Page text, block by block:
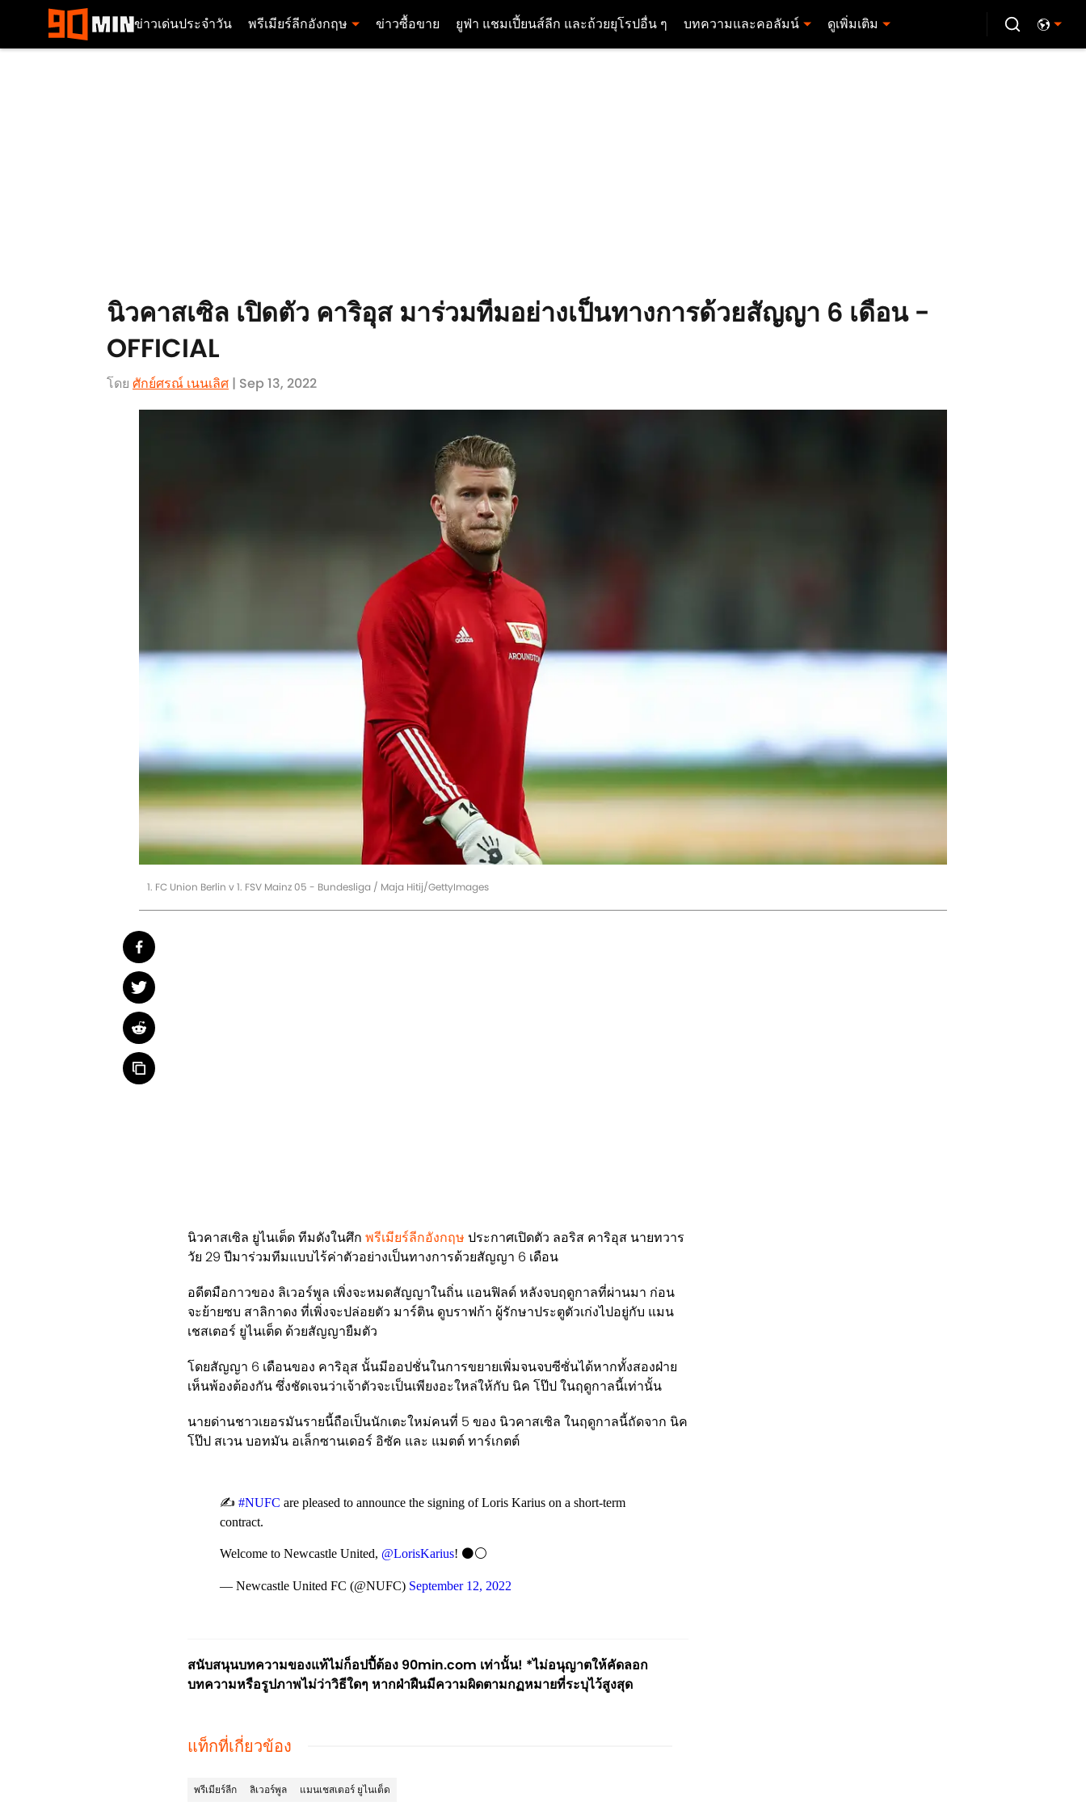
ข่าวเด่นประจำวัน พรีเมียร์ลีกอังกฤษ ข่าวซื้อขาย ยูฟ่า แชมเปี้ยนส์ลีก และถ้วยยุโรปอื่น ๆ บทความและคอลัมน์ ดูเพิ่มเติม
นิวคาสเซิล เปิดตัว คาริอุส มาร่วมทีมอย่างเป็นทางการด้วยสัญญา 6 เดือน -
OFFICIAL
โดย ศักย์ศรณ์ เนนเลิศ | Sep 13, 2022
1. FC Union Berlin v 1. FSV Mainz 05 - Bundesliga / Maja Hitij/GettyImages
นิวคาสเซิล ยูไนเต็ด ทีมดังในศึก พรีเมียร์ลีกอังกฤษ ประกาศเปิดตัว ลอริส คาริอุส นายทวาร
วัย 29 ปีมาร่วมทีมแบบไร้ค่าตัวอย่างเป็นทางการด้วยสัญญา 6 เดือน
อดีตมือกาวของ ลิเวอร์พูล เพิ่งจะหมดสัญญาในถิ่น แอนฟิลด์ หลังจบฤดูกาลที่ผ่านมา ก่อน
จะย้ายซบ สาลิกาดง ที่เพิ่งจะปล่อยตัว มาร์ติน ดูบราฟก้า ผู้รักษาประตูตัวเก่งไปอยู่กับ แมน
เชสเตอร์ ยูไนเต็ด ด้วยสัญญายืมตัว
โดยสัญญา 6 เดือนของ คาริอุส นั้นมีออปชั่นในการขยายเพิ่มจนจบซีซั่นได้หากทั้งสองฝ่าย
เห็นพ้องต้องกัน ซึ่งชัดเจนว่าเจ้าตัวจะเป็นเพียงอะใหล่ให้กับ นิค โป๊ป ในฤดูกาลนี้เท่านั้น
นายด่านชาวเยอรมันรายนี้ถือเป็นนักเตะใหม่คนที่ 5 ของ นิวคาสเซิล ในฤดูกาลนี้ถัดจาก นิค
โป๊ป สเวน บอทมัน อเล็กซานเดอร์ อิซัค และ แมตต์ ทาร์เกตต์
✍️ #NUFC are pleased to announce the signing of Loris Karius on a short-term
contract.
Welcome to Newcastle United, @LorisKarius! ⚫️⚪️
— Newcastle United FC (@NUFC) September 12, 2022
สนับสนุนบทความของแท้ไม่ก็อปปี้ต้อง 90min.com เท่านั้น! *ไม่อนุญาตให้คัดลอก
บทความหรือรูปภาพไม่ว่าวิธีใดๆ หากฝ่าฝืนมีความผิดตามกฏหมายที่ระบุไว้สูงสุด
แท็กที่เกี่ยวข้อง
พรีเมียร์ลีก ลิเวอร์พูล แมนเชสเตอร์ ยูไนเต็ด